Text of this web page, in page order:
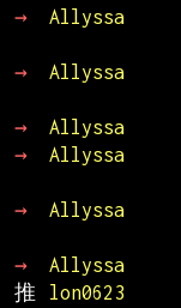
→
Allyssa
→
Allyssa
→
Allyssa
→
Allyssa
→
Allyssa
→
Allyssa
推
lon0623